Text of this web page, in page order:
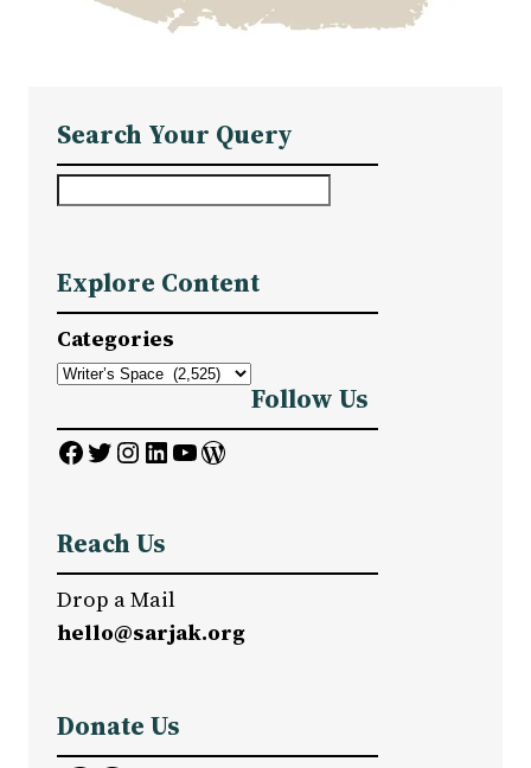
Search Your Query
r
c
h
Explore Content
Categories
Follow Us
Facebook Twitter InstagramLinkedIn YouTube WordPress
Reach Us
Drop a Mail
hello@sarjak.org
Donate Us